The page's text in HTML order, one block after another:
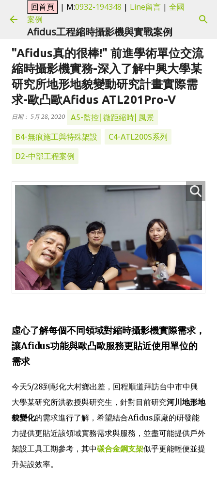
跳到主要內容
| M:0932-194348 | Line留言 | 全國
案例
Afidus工程縮時攝影機與實戰案例
"Afidus真的很棒!" 前進學術單位交流
縮時攝影機實務-深入了解中興大學某
研究所地形地貌變動研究計畫實際需
求-歐凸歐Afidus ATL201Pro-V
日期： 5月 28, 2020 A5-監控| 微距縮時| 風景
B4-無痕施工與特殊架設 C4-ATL200S系列
D2-中部工程案例
虛心了解每個不同領域對縮時攝影機實際需求，
讓Afidus功能與歐凸歐服務更貼近使用單位的
需求
今天5/28到彰化大村鄉出差，回程順道拜訪台中市中興
大學某研究所洪教授與研究生，針對目前研究河川地形地
貌變化的需求進行了解，希望結合Afidus原廠的研發能
力提供更貼近該領域實務需求與服務，並盡可能提供戶外
架設工具工期參考，其中碳合金鋼支架似乎更能輕便並提
升架設效率。